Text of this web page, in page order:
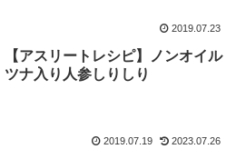
2019.07.23
【アスリートレシピ】ノンオイル
ツナ入り人参しりしり
2019.07.19 2023.07.26